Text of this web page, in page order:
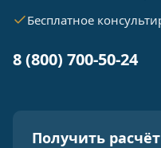
Бесплатное
8 (800) 700-50-24
Получить расчёт